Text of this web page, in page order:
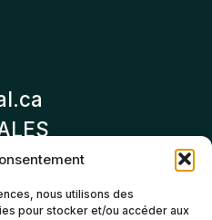
nous utilisons des
pour stocker et/ou accéder aux